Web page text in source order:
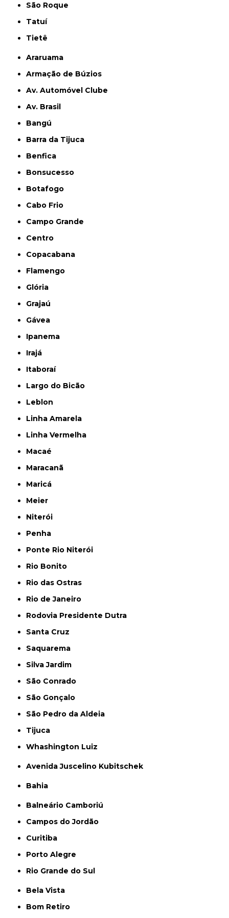
São Roque
Tatuí
Tietê
Araruama
Armação de Búzios
Av. Automóvel Clube
Av. Brasil
Bangú
Barra da Tijuca
Benfica
Bonsucesso
Botafogo
Cabo Frio
Campo Grande
Centro
Copacabana
Flamengo
Glória
Grajaú
Gávea
Ipanema
Irajá
Itaboraí
Largo do Bicão
Leblon
Linha Amarela
Linha Vermelha
Macaé
Maracanã
Maricá
Meier
Niterói
Penha
Ponte Rio Niterói
Rio Bonito
Rio das Ostras
Rio de Janeiro
Rodovia Presidente Dutra
Santa Cruz
Saquarema
Silva Jardim
São Conrado
São Gonçalo
São Pedro da Aldeia
Tijuca
Whashington Luiz
Avenida Juscelino Kubitschek
Bahia
Balneário Camboriú
Campos do Jordão
Curitiba
Porto Alegre
Rio Grande do Sul
Bela Vista
Bom Retiro